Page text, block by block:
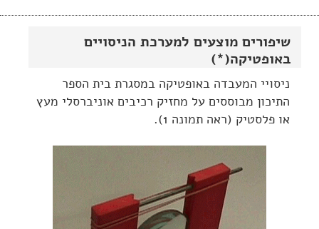
שיפורים מוצעים למערכת הניסויים
באופטיקה(*)
ניסויי המעבדה באופטיקה במסגרת בית הספר
התיכון מבוססים על מחזיק רכיבים אוניברסלי מעץ
או פלסטיק (ראה תמונה 1).